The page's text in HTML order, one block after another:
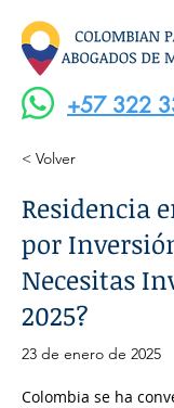
+57 322
< Volver
Residencia
por
Necesitas
2025?
23 de enero de 2025
Colombia se ha